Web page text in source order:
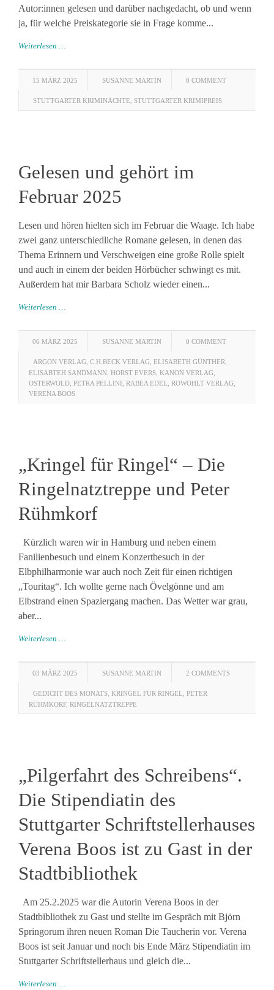
Autor:innen gelesen und darüber nachgedacht, ob und wenn
ja, für welche Preiskategorie sie in Frage komme...
Weiterlesen …
15 MÄRZ 2025 SUSANNE MARTIN 0 COMMENT
STUTTGARTER KRIMINÄCHTE STUTTGARTER KRIMIPREIS
Gelesen und gehört im
Februar 2025
Lesen und hören hielten sich im Februar die Waage. Ich habe
zwei ganz unterschiedliche Romane gelesen, in denen das
Thema Erinnern und Verschweigen eine große Rolle spielt
und auch in einem der beiden Hörbücher schwingt es mit.
Außerdem hat mir Barbara Scholz wieder einen...
Weiterlesen …
06 MÄRZ 2025 SUSANNE MARTIN 0 COMMENT
ARGON VERLAG C.H.BECK VERLAG ELISABETH GÜNTHER
ELISABTEH SANDMANN HORST EVERS KANON VERLAG
OSTERWOLD PETRA PELLINI RABEA EDEL ROWOHLT VERLAG
VERENA BOOS
„Kringel für Ringel“ – Die
Ringelnatztreppe und Peter
Rühmkorf
Kürzlich waren wir in Hamburg und neben einem
Fanilienbesuch und einem Konzertbesuch in der
Elbphilharmonie war auch noch Zeit für einen richtigen
„Touritag“. Ich wollte gerne nach Övelgönne und am
Elbstrand einen Spaziergang machen. Das Wetter war grau,
aber...
Weiterlesen …
03 MÄRZ 2025 SUSANNE MARTIN 2 COMMENTS
GEDICHT DES MONATS KRINGEL FÜR RINGEL PETER
RÜHMKORF, RINGELNATZTREPPE
„Pilgerfahrt des Schreibens“.
Die Stipendiatin des
Stuttgarter Schriftstellerhauses
Verena Boos ist zu Gast in der
Stadtbibliothek
Am 25.2.2025 war die Autorin Verena Boos in der
Stadtbibliothek zu Gast und stellte im Gespräch mit Björn
Springorum ihren neuen Roman Die Taucherin vor. Verena
Boos ist seit Januar und noch bis Ende März Stipendiatin im
Stuttgarter Schriftstellerhaus und gleich die...
Weiterlesen …